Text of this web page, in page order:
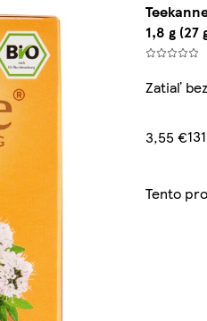
1,8 g (27
Zatiaľ
3,55 €
Tento